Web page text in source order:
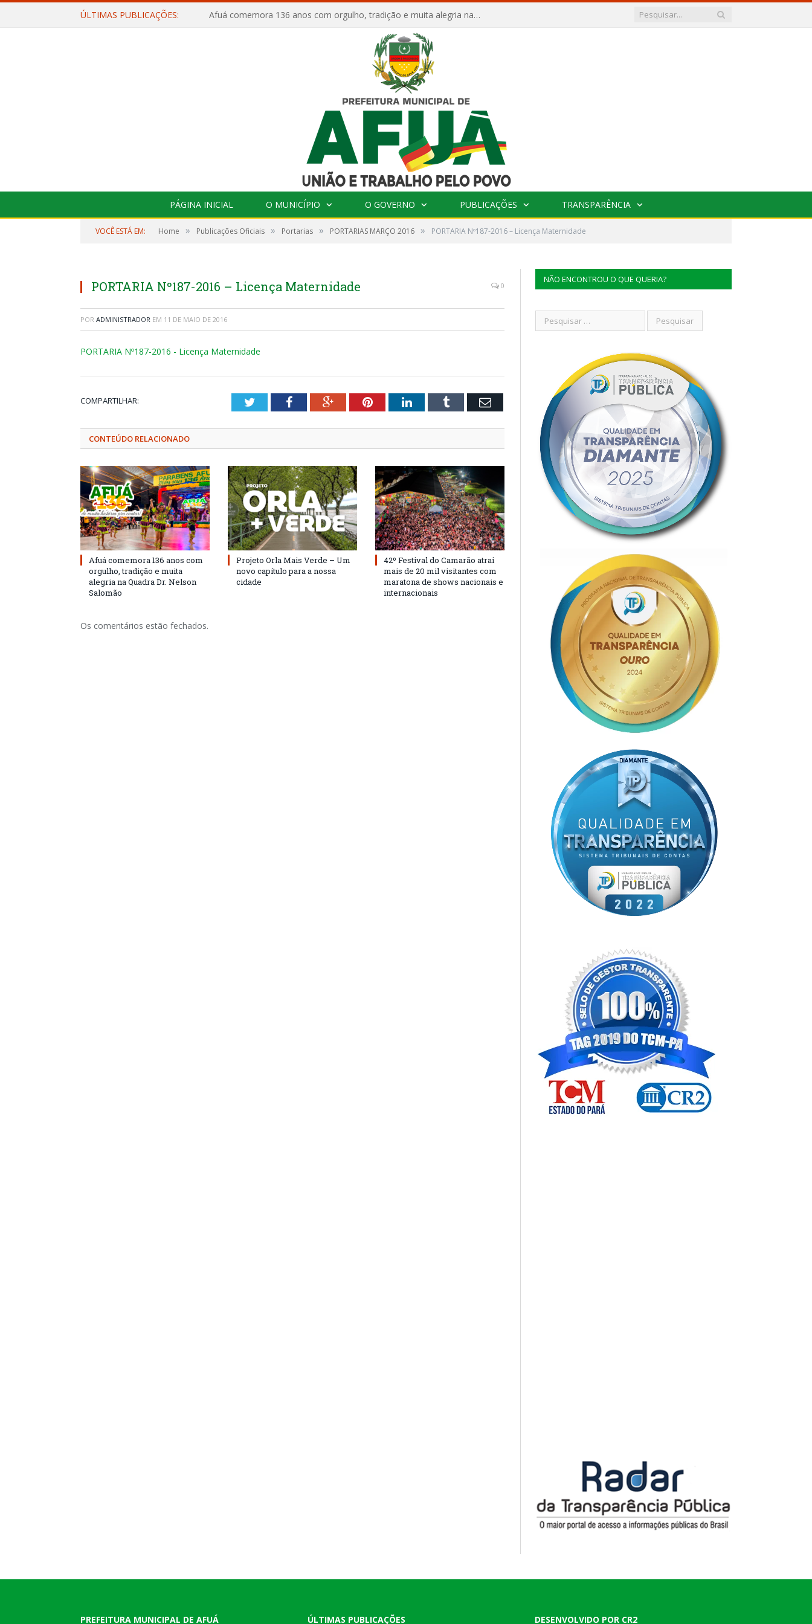
ÚLTIMAS PUBLICAÇÕES: Afuá comemora 136 anos com orgulho, tradição e muita alegria na Quadra Dr. Nelson Salomão
PÁGINA INICIAL O MUNICÍPIO O GOVERNO PUBLICAÇÕES TRANSPARÊNCIA
VOCÊ ESTÁ EM: Home » Publicações Oficiais » Portarias » PORTARIAS MARÇO 2016 » PORTARIA Nº187-2016 – Licença Maternidade
PORTARIA Nº187-2016 – Licença Maternidade 0
POR ADMINISTRADOR EM 11 DE MAIO DE 2016
PORTARIA Nº187-2016 - Licença Maternidade
COMPARTILHAR: TwitterFacebookGoogle+PinterestLinkedInTumblr Email
CONTEÚDO RELACIONADO
Afuá comemora 136 anos com
orgulho, tradição e muita
alegria na Quadra Dr. Nelson
Salomão
Projeto Orla Mais Verde – Um
novo capítulo para a nossa
cidade
42º Festival do Camarão atrai
mais de 20 mil visitantes com
maratona de shows nacionais e
internacionais
Os comentários estão fechados.
NÃO ENCONTROU O QUE QUERIA?
PREFEITURA MUNICIPAL DE AFUÁ ÚLTIMAS PUBLICAÇÕES DESENVOLVIDO POR CR2